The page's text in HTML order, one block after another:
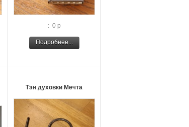
: 0 р
Подробнее...
Тэн духовки Мечта